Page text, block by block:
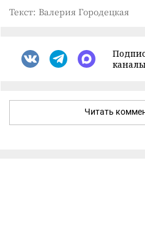
Текст: Валерия Городецкая
Читать